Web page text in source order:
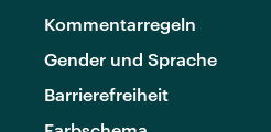
Kommentarregeln
Gender und Sprache
Barrierefreiheit